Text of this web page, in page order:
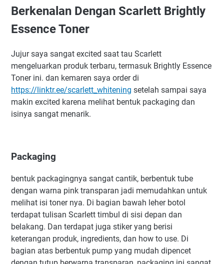
Berkenalan Dengan Scarlett Brightly
Essence Toner
Jujur saya sangat excited saat tau Scarlett
mengeluarkan produk terbaru, termasuk Brightly Essence
Toner ini. dan kemaren saya order di
https://linktr.ee/scarlett_whitening setelah sampai saya
makin excited karena melihat bentuk packaging dan
isinya sangat menarik.
Packaging
bentuk packagingnya sangat cantik, berbentuk tube
dengan warna pink transparan jadi memudahkan untuk
melihat isi toner nya. Di bagian bawah leher botol
terdapat tulisan Scarlett timbul di sisi depan dan
belakang. Dan terdapat juga stiker yang berisi
keterangan produk, ingredients, dan how to use. Di
bagian atas berbentuk pump yang mudah dipencet